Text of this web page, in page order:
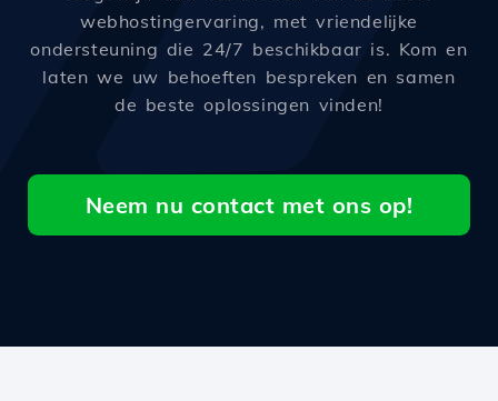
webhostingervaring, met vriendelijke
ondersteuning die 24/7 beschikbaar is. Kom en
laten we uw behoeften bespreken en samen
de beste oplossingen vinden!
Neem nu contact met ons op!